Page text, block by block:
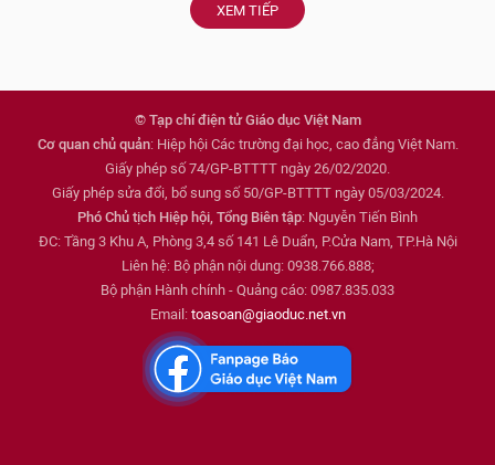
XEM TIẾP
© Tạp chí điện tử Giáo dục Việt Nam
Cơ quan chủ quản: Hiệp hội Các trường đại học, cao đẳng Việt Nam.
Giấy phép số 74/GP-BTTTT ngày 26/02/2020.
Giấy phép sửa đổi, bổ sung số 50/GP-BTTTT ngày 05/03/2024.
Phó Chủ tịch Hiệp hội, Tổng Biên tập: Nguyễn Tiến Bình
ĐC: Tầng 3 Khu A, Phòng 3,4 số 141 Lê Duẩn, P.Cửa Nam, TP.Hà Nội
Liên hệ: Bộ phận nội dung: 0938.766.888;
Bộ phận Hành chính - Quảng cáo: 0987.835.033
Email: toasoan@giaoduc.net.vn